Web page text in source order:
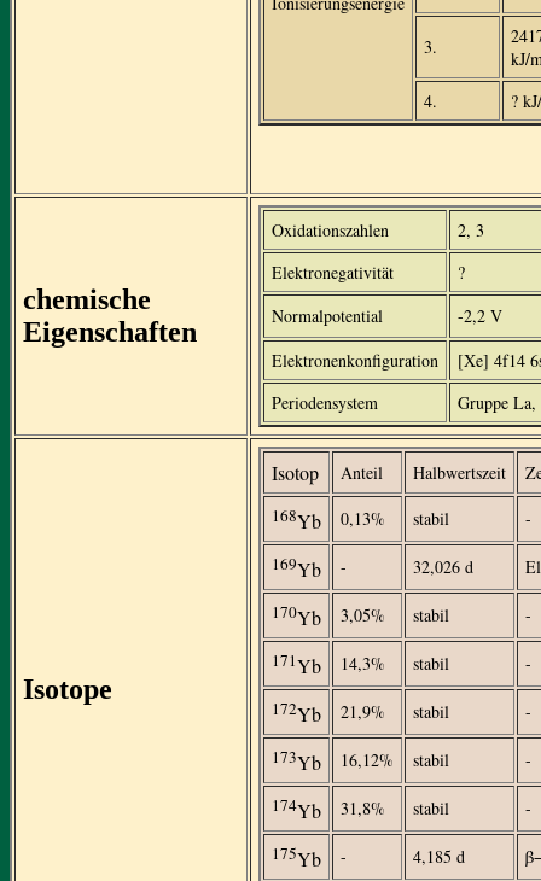
3.
kJ/
4.
?
chemische
Eigenschaften
Oxidationszahlen
2, 3
Elektronegativität
?
Normalpotential
-2,2 V
Elektronenkonfiguration
[Xe] 4f14
Periodensystem
Gruppe
Isotope
Isotop Anteil Halbwertszeit
168Yb 0,13% stabil -
169Yb - 32,026 d
170Yb 3,05% stabil -
171Yb 14,3% stabil -
172Yb 21,9% stabil -
173Yb 16,12% stabil -
174Yb 31,8% stabil -
175Yb - 4,185 d